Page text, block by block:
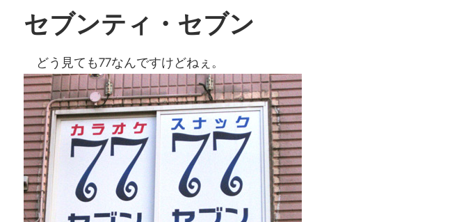
セブンティ・セブン
どう見ても77なんですけどねぇ。